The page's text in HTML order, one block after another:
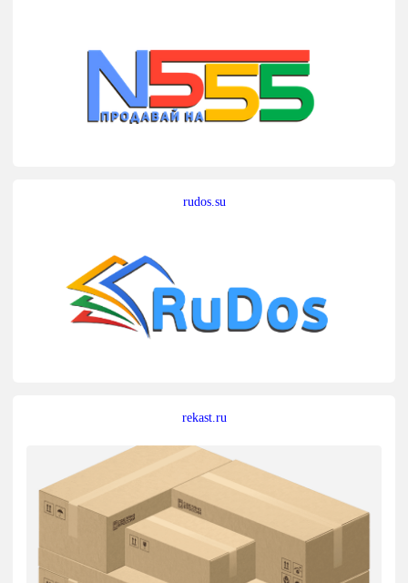
rudos.su
rekast.ru